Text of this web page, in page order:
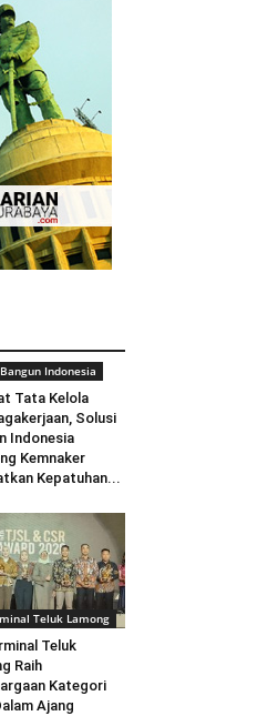
Indonesia
Tata Kelola
Solusi
Indonesia
Kemnaker
Kepatuhan...
Teluk Lamong
Teluk
Raih
Kategori
Ajang